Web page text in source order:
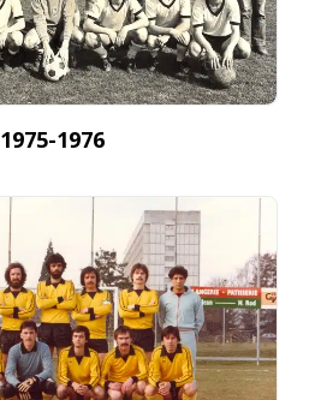
1975-1976